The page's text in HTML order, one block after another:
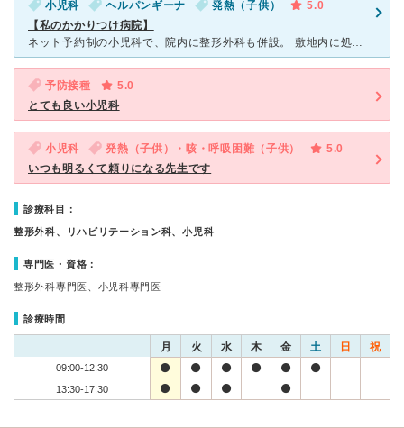
小児科 ヘルパンギーナ 発熱（子供）
5.0
【私のかかりつけ病院】
ネット予約制の小児科で、院内に整形外科も併設。 敷地内に処方箋薬局と駐輪場、駐車場があります。 女医の先生が2名いらっしゃり、千葉先生はとても明るくいつも親身に対応してくださいます。 待ち時間も
予防接種
5.0
とても良い小児科
小児科 発熱（子供）・咳・呼吸困難（子供）
5.0
いつも明るくて頼りになる先生です
診療科目：
整形外科、リハビリテーション科、小児科
専門医・資格：
整形外科専門医、小児科専門医
診療時間
月 火 水 木 金 土 日 祝
09:00-12:30
13:30-17:30